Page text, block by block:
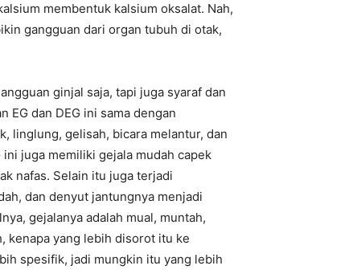
membentuk kalsium oksalat. Nah,
gangguan dari organ tubuh di otak,
ginjal saja, tapi juga syaraf dan
EG dan DEG ini sama dengan
linglung, gelisah, bicara melantur, dan
juga memiliki gejala mudah capek
nafas. Selain itu juga terjadi
dan denyut jantungnya menjadi
gejalanya adalah mual, muntah,
kenapa yang lebih disorot itu ke
spesifik, jadi mungkin itu yang lebih